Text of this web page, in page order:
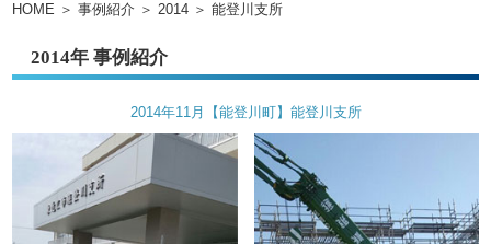
HOME ＞事例紹介 ＞2014 ＞能登川支所
2014年 事例紹介
2014年11月【能登川町】能登川支所